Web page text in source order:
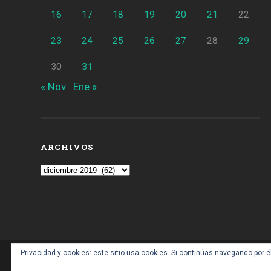
16 17 18 19 20 21 22
23 24 25 26 27 28 29
30 31
« Nov Ene »
ARCHIVOS
Archivos
Privacidad y cookies: este sitio usa cookies. Si continúas navegando por